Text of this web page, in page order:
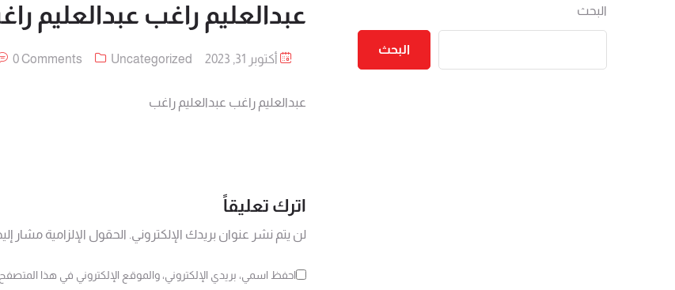
عبدالعليم راغب عبدالعليم
أكتوبر 31, 2023 Uncategorized
0 Comments
عبدالعليم راغب عبدالعليم راغب
اترك تعليقاً
لن يتم نشر عنوان بريدك الإلكتروني. الحقول الإلزامية مشار
احفظ اسمي، بريدي الإلكتروني، والموقع الإلكتروني في هذا
البحث
البحث